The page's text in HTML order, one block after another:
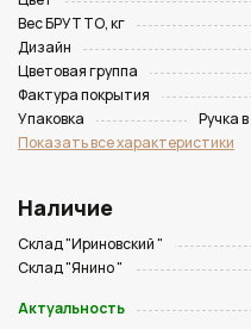
Вес БРУТТО, кг
Дизайн
Цветовая группа
Фактура покрытия
Упаковка
Ручка
Показать все характеристики
Наличие
Склад "Ириновский "
Склад "Янино "
Актуальность